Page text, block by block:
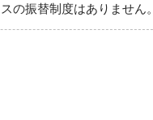
の振替制度はありません。